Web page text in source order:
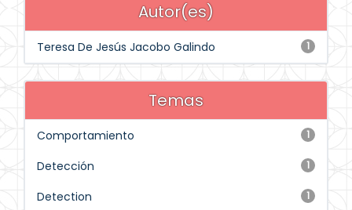
Autor(es)
1
Teresa De Jesús Jacobo Galindo
Temas
1
Comportamiento
1
Detección
1
Detection